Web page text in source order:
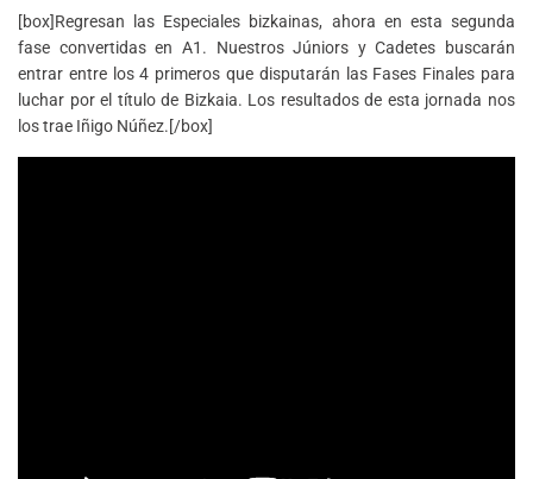
[box]Regresan las Especiales bizkainas, ahora en esta segunda
fase convertidas en A1. Nuestros Júniors y Cadetes buscarán
entrar entre los 4 primeros que disputarán las Fases Finales para
luchar por el título de Bizkaia. Los resultados de esta jornada nos
los trae Iñigo Núñez.[/box]